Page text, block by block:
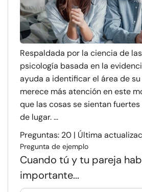
Respaldada por la ciencia de
psicología basada en la
ayuda a identificar el área de
merece más atención en este
que las cosas se sientan
de lugar. ...
Preguntas: 20 | Última
Pregunta de ejemplo
Cuando tú y tu pareja
importante...